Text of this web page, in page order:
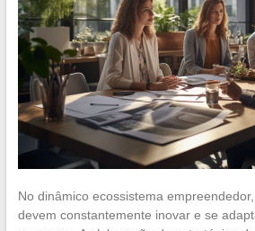
No dinâmico ecossistema
devem constantemente inovar e se